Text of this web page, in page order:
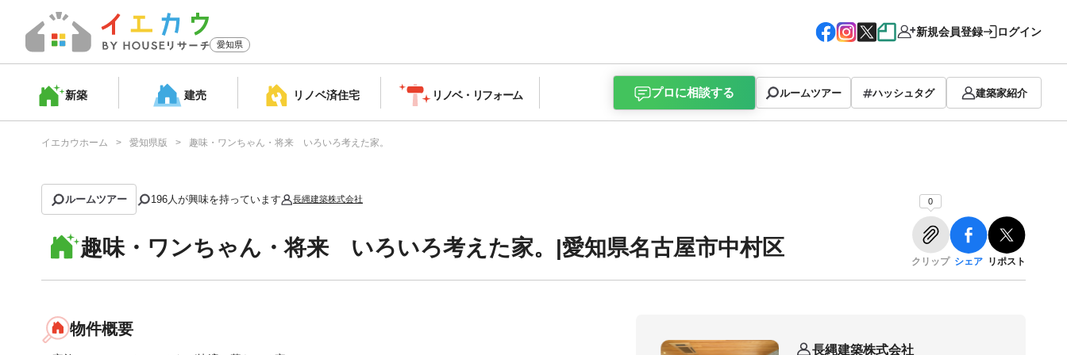
愛知県
新規会員登録 ログイン
新築 建売 リノベ済住宅 リノベ・ リフォーム プロに相談する ルームツアー ハッシュタグ 建築家紹介
イエカウホーム 愛知県版 趣味・ワンちゃん・将来 いろいろ考えた家。
趣味・ワンちゃん・将来 いろいろ考えた家。|愛知県名古屋市中村区
ルームツアー 196 人が興味を持っています 長縄建築株式会社 0
クリップ シェア リポスト
物件概要
長縄建築株式会社